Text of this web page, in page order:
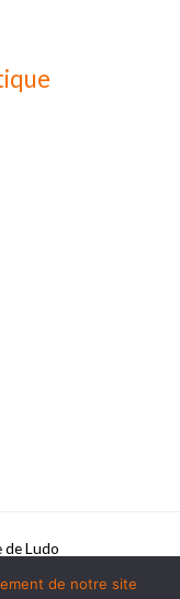
Ludo
Ludo
de notre site